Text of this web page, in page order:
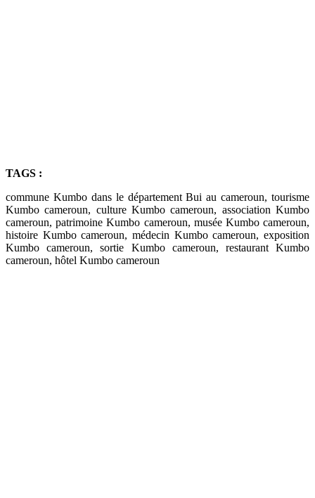
TAGS :
commune Kumbo dans le département Bui au cameroun, tourisme
Kumbo cameroun, culture Kumbo cameroun, association Kumbo
cameroun, patrimoine Kumbo cameroun, musée Kumbo cameroun,
histoire Kumbo cameroun, médecin Kumbo cameroun, exposition
Kumbo cameroun, sortie Kumbo cameroun, restaurant Kumbo
cameroun, hôtel Kumbo cameroun